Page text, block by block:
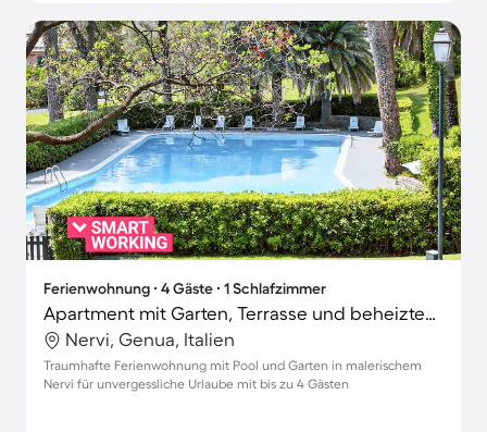
Ferienwohnung ∙ 4 Gäste ∙ 1 Schlafzimmer
Apartment mit Garten, Terrasse und beheiztem Pool
Nervi, Genua, Italien
Traumhafte Ferienwohnung mit Pool und Garten in malerischem
Nervi für unvergessliche Urlaube mit bis zu 4 Gästen